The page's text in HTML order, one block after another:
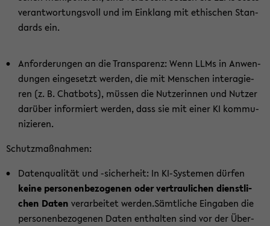
ver­ant­wor­tungs­voll und im Ein­klang mit ethi­schen Stan­
dards ein.
An­for­de­run­gen an die Trans­pa­renz: Wenn LLMs in An­wen­
dun­gen ein­ge­setzt wer­den, die mit Men­schen in­ter­agie­
ren (z. B. Chat­bots), müs­sen die Nut­ze­rin­nen und Nut­zer
dar­über in­for­miert wer­den, dass sie mit einer KI kom­mu­
ni­zie­ren.
Schutz­maß­nah­men:
Da­ten­qua­li­tät und -​sicherheit: In KI-​Systemen dür­fen
keine per­so­nen­be­zo­ge­nen oder ver­trau­li­chen dienst­li­
chen Daten ver­ar­bei­tet wer­den.Sämt­li­che Ein­ga­ben die
per­so­nen­be­zo­ge­nen Daten ent­hal­ten sind vor der Über­